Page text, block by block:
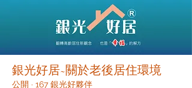
銀光好居~關於老後居住環境
公開 · 167 銀光好夥伴